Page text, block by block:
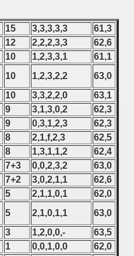
15 3,3,3,3,3
61,3
12 2,2,2,3,3
62,6
10 1,2,3,3,1
61,1
10 1,2,3,2,2
63,0
10 3,3,2,2,0
63,1
9 3,1,3,0,2
62,3
9 0,3,1,2,3
62,3
8 2,1,f,2,3
62,5
8 1,3,1,1,2
62,4
7+3 0,0,2,3,2
63,0
7+2 3,0,2,1,1
62,6
5 2,1,1,0,1
62,0
5 2,1,0,1,1
63,0
3 1,2,0,0,-
63,5
1 0,0,1,0,0
62,0